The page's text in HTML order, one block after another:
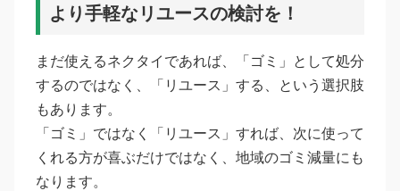
より手軽なリユースの検討を！
まだ使えるネクタイであれば、「ゴミ」として処分
するのではなく、「リユース」する、という選択肢
もあります。
「ゴミ」ではなく「リユース」すれば、次に使って
くれる方が喜ぶだけではなく、地域のゴミ減量にも
なります。